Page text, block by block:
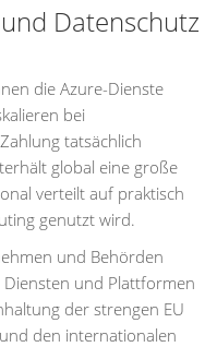
Datenschutz
die Azure-Dienste
bei
tatsächlich
global eine große
verteilt auf praktisch
genutzt wird.
und Behörden
und Plattformen
der strengen EU
den internationalen